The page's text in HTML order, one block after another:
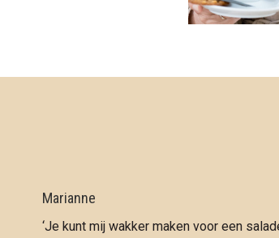
Marianne
‘Je kunt mij wakker maken voor een